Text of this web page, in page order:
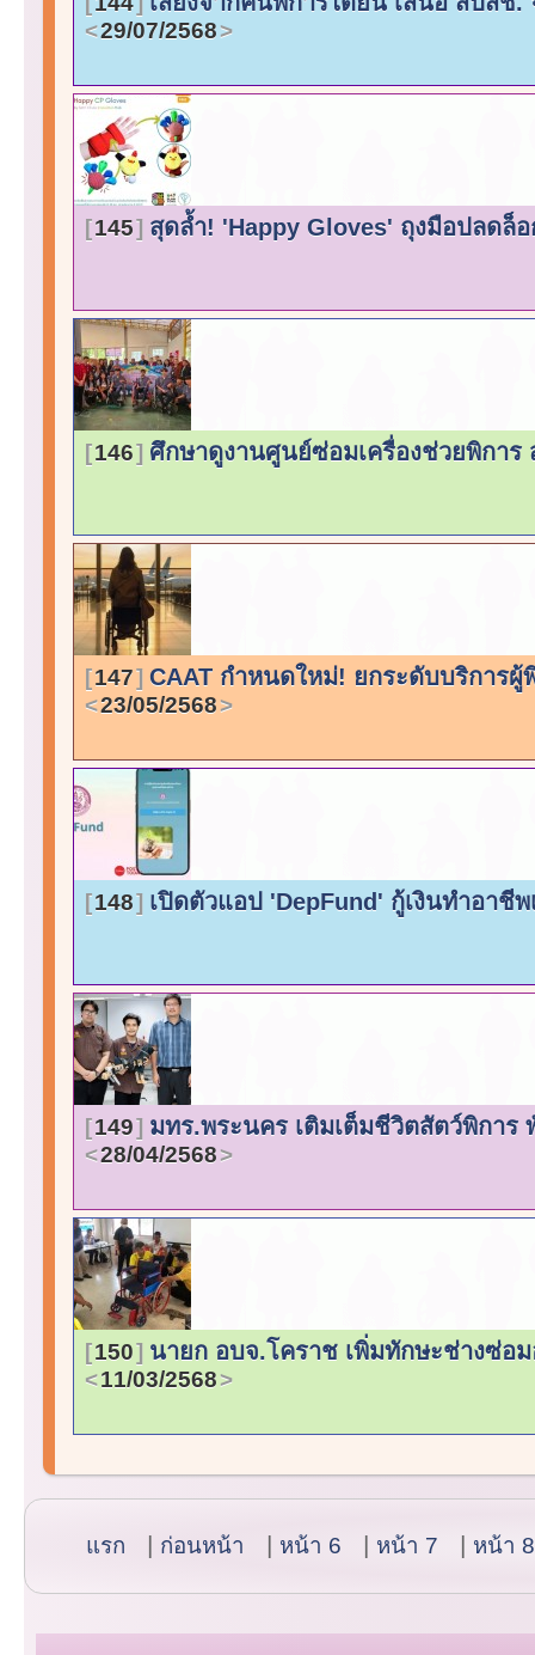
29/07/2568
145 สุดล้ำ! 'Happy Gloves' ถุงมือปลดล็
146 ศึกษาดูงานศูนย์ซ่อมเครื่องช่วยพิกา
147 CAAT กำหนดใหม่! ยกระดับบริการผู้
23/05/2568
148 เปิดตัวแอป 'DepFund' กู้เงินทำอาชี
149 มทร.พระนคร เติมเต็มชีวิตสัตว์พิกา
28/04/2568
150 นายก อบจ.โคราช เพิ่มทักษะช่างซ่
11/03/2568
แรก ก่อนหน้า หน้า 6 หน้า 7 หน้า 8